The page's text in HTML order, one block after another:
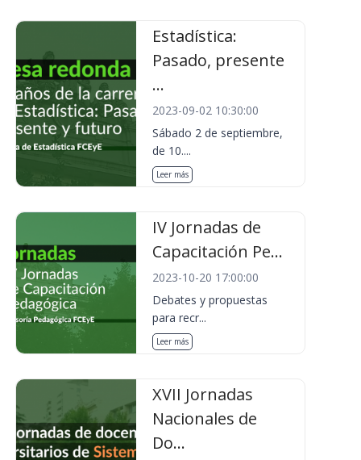
Estadística:
Pasado, presente
...
2023-09-02 10:30:00
Sábado 2 de septiembre,
de 10....
Leer más
IV Jornadas de
Capacitación Pe...
2023-10-20 17:00:00
Debates y propuestas
para recr...
Leer más
XVII Jornadas
Nacionales de
Do...